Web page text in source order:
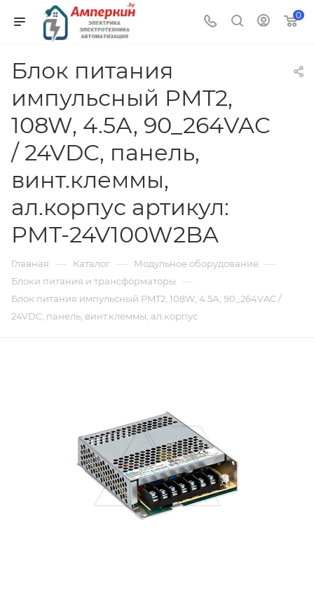
0
Блок питания
импульсный PMT2,
108W, 4.5А, 90_264VAC
/ 24VDC, панель,
винт.клеммы,
ал.корпус артикул:
PMT-24V100W2BA
Главная — Каталог — Модульное оборудование —
Блоки питания и трансформаторы —
Блок питания импульсный PMT2, 108W, 4.5А, 90_264VAC /
24VDC, панель, винт.клеммы, ал.корпус